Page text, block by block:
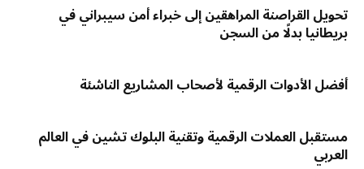
تحويل القراصنة المراهقين إلى خبراء أمن سيبراني في
بريطانيا بدلًا من السجن
أفضل الأدوات الرقمية لأصحاب المشاريع الناشئة
مستقبل العملات الرقمية وتقنية البلوك تشين في العالم
العربي